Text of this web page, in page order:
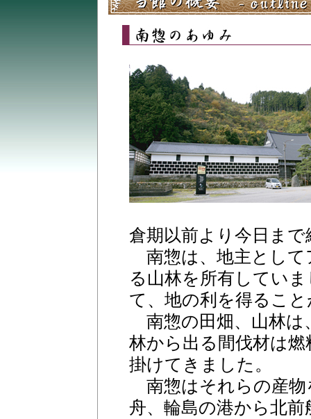
倉期以前より今日ま
南惣は、地主として
る山林を所有してい
て、地の利を得るこ
南惣の田畑、山林は
林から出る間伐材は
掛けてきました。
南惣はそれらの産物
舟、輪島の港から北